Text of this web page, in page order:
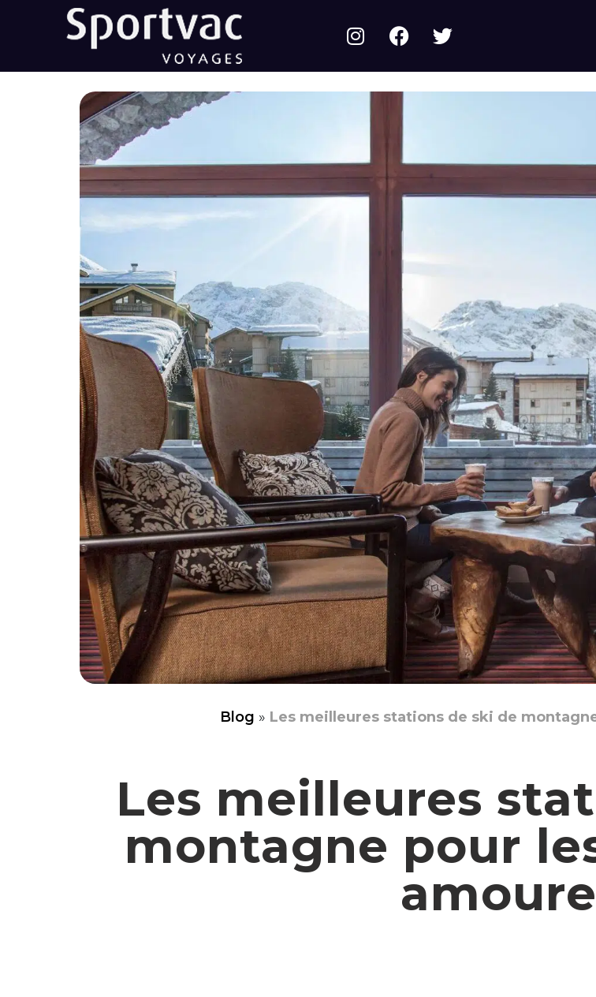
Blog » Les meilleures stations de ski de
Les meilleures
montagne pour